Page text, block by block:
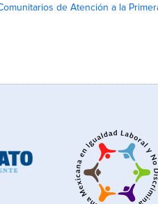
de Atención a la